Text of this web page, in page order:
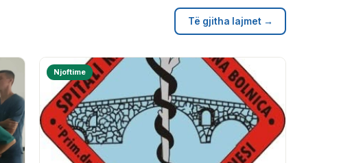
Të gjitha lajmet →
Njoftime